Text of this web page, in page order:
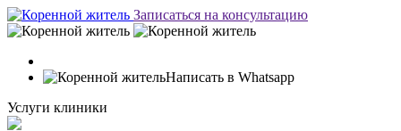
Записаться на консультацию
Написать в Whatsapp
Услуги клиники